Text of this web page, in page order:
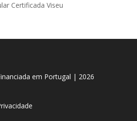
Certificada Viseu
em Portugal | 2026